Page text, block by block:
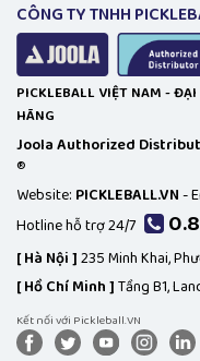
CÔNG TY TNHH
PICKLEBALL VIỆT NAM -
HÃNG
Joola Authorized
®
Website: PICKLEBALL.VN-
Hotline hỗ trợ 24/7
[Hà Nội ]235 Minh Khai,
[Hồ Chí Minh ]Tầng B1,
Kết nối với Pickleball.VN